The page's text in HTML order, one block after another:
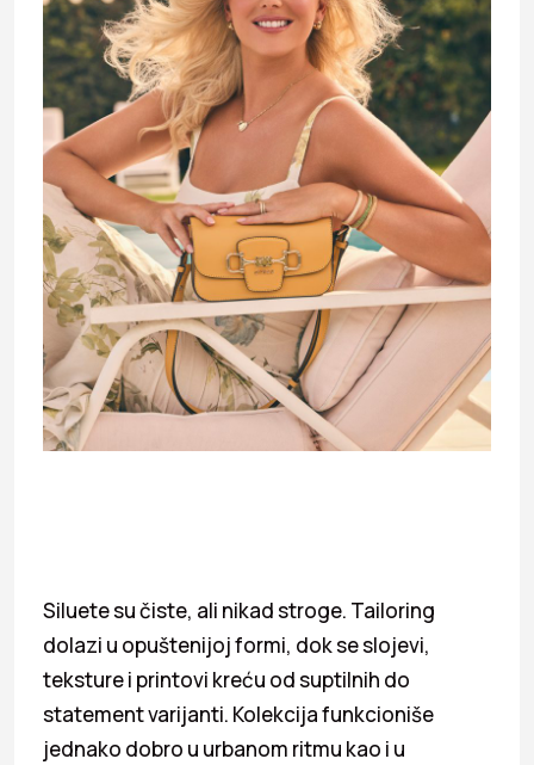
Siluete su čiste, ali nikad stroge. Tailoring
dolazi u opuštenijoj formi, dok se slojevi,
teksture i printovi kreću od suptilnih do
statement varijanti. Kolekcija funkcioniše
jednako dobro u urbanom ritmu kao i u